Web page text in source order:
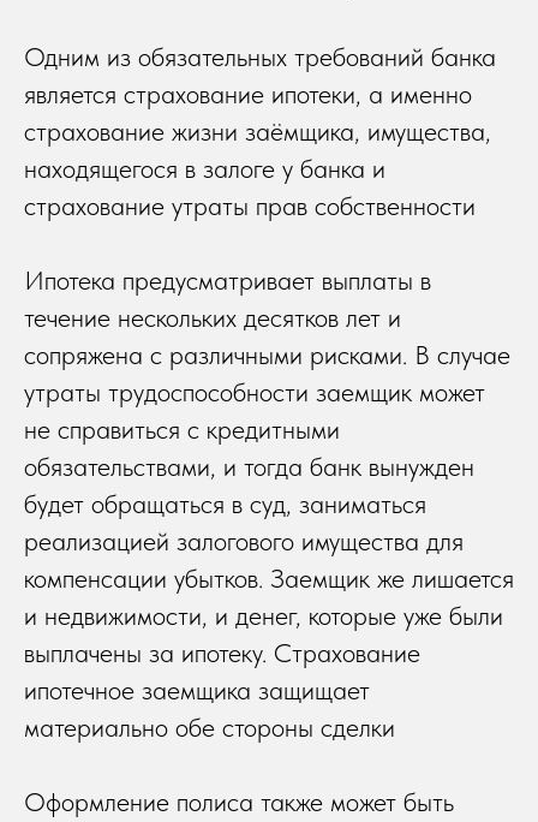
Одним из обязательных требований банка
является страхование ипотеки, а именно
страхование жизни заёмщика, имущества,
находящегося в залоге у банка и
страхование утраты прав собственности
Ипотека предусматривает выплаты в
течение нескольких десятков лет и
сопряжена с различными рисками. В случае
утраты трудоспособности заемщик может
не справиться с кредитными
обязательствами, и тогда банк вынужден
будет обращаться в суд, заниматься
реализацией залогового имущества для
компенсации убытков. Заемщик же лишается
и недвижимости, и денег, которые уже были
выплачены за ипотеку. Страхование
ипотечное заемщика защищает
материально обе стороны сделки
Оформление полиса также может быть